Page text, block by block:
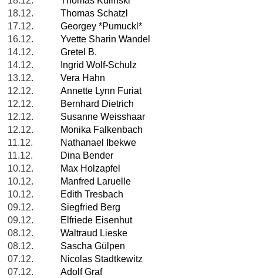
18.12.
Thomas Schatzl
17.12.
Georgey *Pumuckl*
16.12.
Yvette Sharin Wandel
14.12.
Gretel B.
14.12.
Ingrid Wolf-Schulz
13.12.
Vera Hahn
12.12.
Annette Lynn Furiat
12.12.
Bernhard Dietrich
12.12.
Susanne Weisshaar
12.12.
Monika Falkenbach
11.12.
Nathanael Ibekwe
11.12.
Dina Bender
10.12.
Max Holzapfel
10.12.
Manfred Laruelle
10.12.
Edith Tresbach
09.12.
Siegfried Berg
09.12.
Elfriede Eisenhut
08.12.
Waltraud Lieske
08.12.
Sascha Gülpen
07.12.
Nicolas Stadtkewitz
07.12.
Adolf Graf